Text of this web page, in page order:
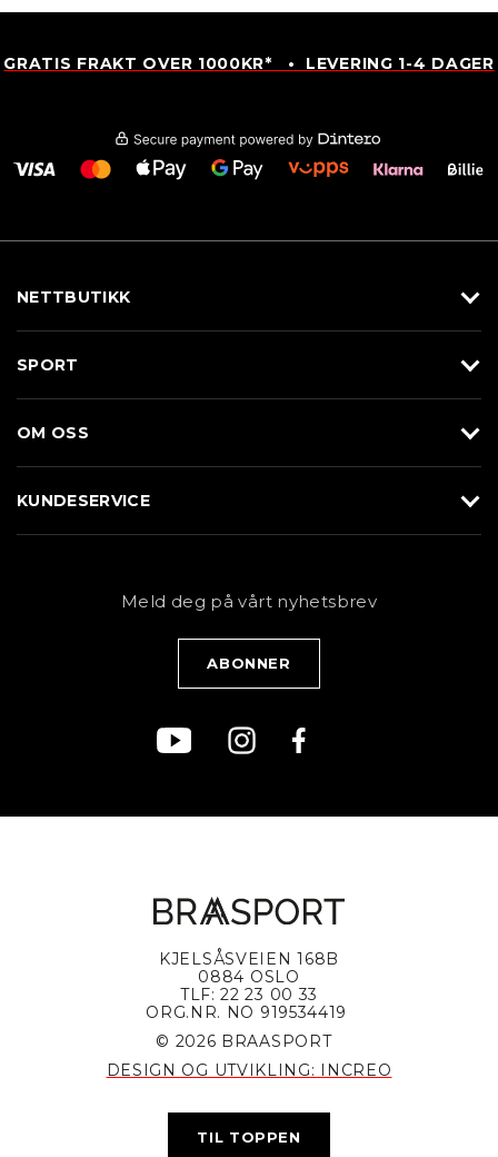
GRATIS FRAKT OVER 1000KR* • LEVERING 1-4 DAGER
NETTBUTIKK
Sko
Merkevarer
SPORT
Løp
Sykkel
OM OSS
KUNDESERVICE
PersonvernerklæringMeld deg på vårt nyhetsbrev
KJELSÅSVEIEN 168B
0884 OSLO
TLF: 22 23 00 33
ORG.NR. NO 919534419
© 2026 BRAASPORT
DESIGN OG UTVIKLING: INCREO
TIL TOPPEN